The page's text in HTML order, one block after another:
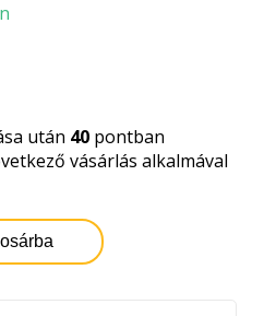
után 40 pontban
vásárlás alkalmával